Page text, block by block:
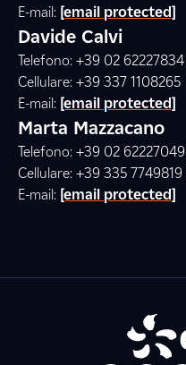
E-mail: [email protected]
Davide Calvi
Telefono: +39 02 62227834
Cellulare: +39 337 1108265
E-mail: [email protected]
Marta Mazzacano
Telefono: +39 02 62227049
Cellulare: +39 335 7749819
E-mail: [email protected]